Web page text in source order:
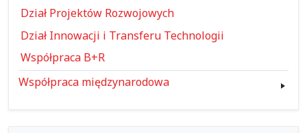
Dział Projektów Rozwojowych
Dział Innowacji i Transferu Technologii
Współpraca B+R
Współpraca międzynarodowa